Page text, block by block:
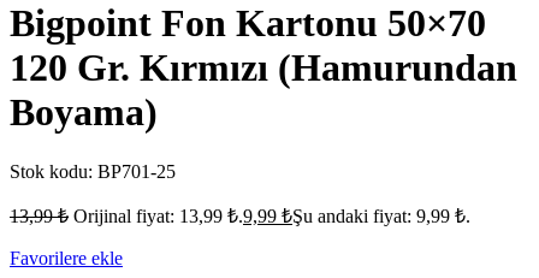
Bigpoint Fon Kartonu 50×70
120 Gr. Kırmızı (Hamurundan
Boyama)
Stok kodu: BP701-25
13,99₺ Orijinal fiyat: 13,99 ₺.9,99 ₺Şu andaki fiyat: 9,99 ₺.
Favorilere ekle